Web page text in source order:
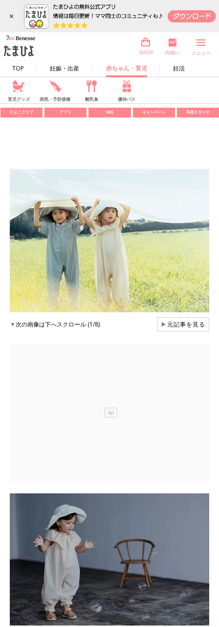
×
TOP 妊娠・出産 赤ちゃん・育児 妊活
SHOP 内祝い メニュー
育児グッズ 病気・予防接種 離乳食 優待パス
ひよこクラブ アプリ SNS キャンペーン 写真スタジオ
▼次の画像は下へスクロール (1/8) ▶元記事を見る